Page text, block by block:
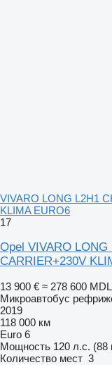
VIVARO LONG L2H1
KLIMA EURO6
17
Opel VIVARO
CARRIER+230V
13 900 € ≈ 278 600 MDL
Микроавтобус
2019
118 000 км
Euro 6
Мощность 120 л.с. (88
Количество мест 3